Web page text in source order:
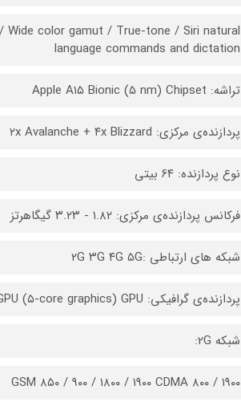
color gamut / True-tone / Siri natural
language commands and dictation
تراشه: Apple A۱۵ Bionic (۵ nm) Chipset
پردازنده‌ی مرکزی: ۲x Avalanche + ۴x Blizzard
نوع پردازنده: ۶۴ بیتی
فرکانس پردازنده‌ی مرکزی: ۱.۸۲ - ۳.۲۳ گیگاهرتز
شبکه های ارتباطی :۲G ۳G ۴G ۵G
پردازنده‌ی گرافیکی: Apple GPU (۵-core graphics) GPU
شبکه 2G:
GSM ۸۵۰ / ۹۰۰ / ۱۸۰۰ / ۱۹۰۰ CDMA ۸۰۰ / ۱۹۰۰